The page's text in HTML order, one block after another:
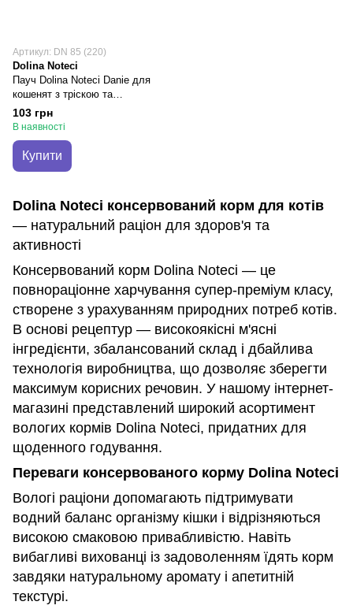
Dolina Noteci консервований корм для котів
— натуральний раціон для здоров'я та
активності
Консервований корм Dolina Noteci — це
повнораціонне харчування супер-преміум класу,
створене з урахуванням природних потреб котів.
В основі рецептур — високоякісні м'ясні
інгредієнти, збалансований склад і дбайлива
технологія виробництва, що дозволяє зберегти
максимум корисних речовин. У нашому інтернет-
магазині представлений широкий асортимент
вологих кормів Dolina Noteci, придатних для
щоденного годування.
Переваги консервованого корму Dolina Noteci
Вологі раціони допомагають підтримувати
водний баланс організму кішки і відрізняються
високою смаковою привабливістю. Навіть
вибагливі вихованці із задоволенням їдять корм
завдяки натуральному аромату і апетитній
текстурі.
Артикул: DN 85 (220)
Dolina Noteci
Пауч Dolina Noteci Danie для
кошенят з тріскою та
сардиною,85 гр
103 грн
В наявності
Купити